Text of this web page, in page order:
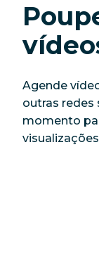
Agende
outras redes
momento